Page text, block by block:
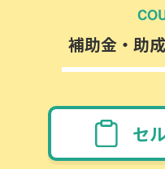
補助金・助
セ